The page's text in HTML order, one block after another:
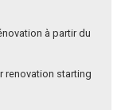
à partir du
renovation starting